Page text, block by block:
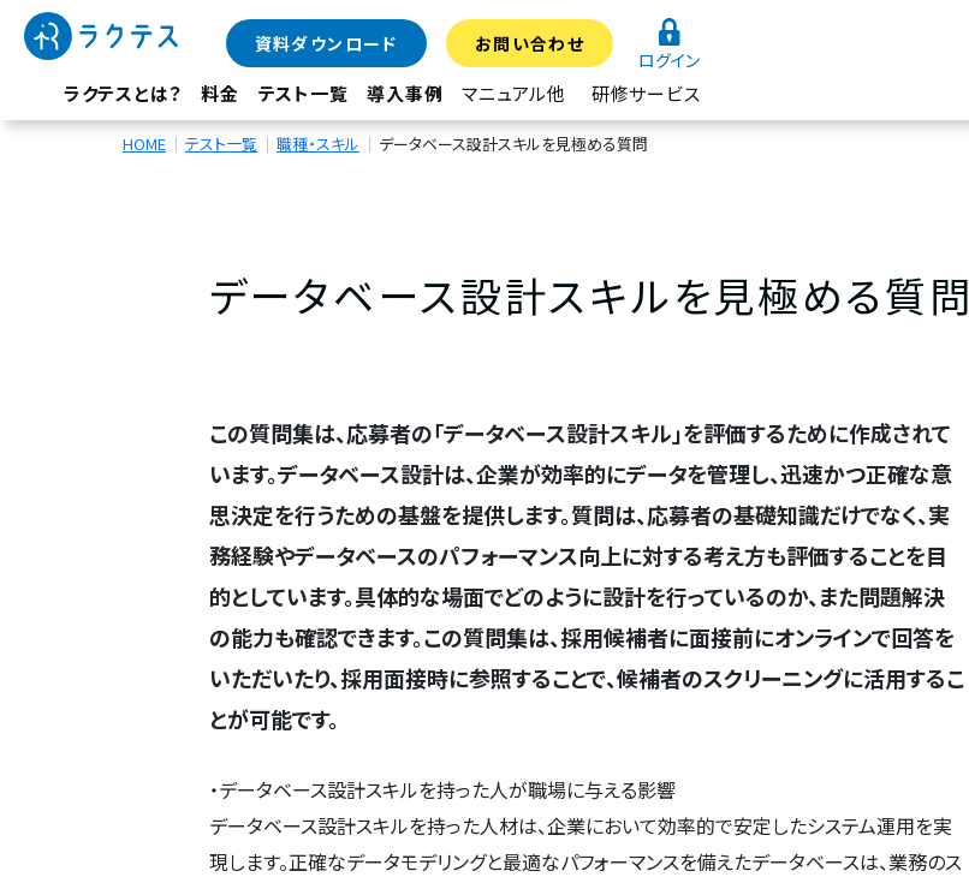
ラクテスとは？ 料金 テスト一覧 導入事例 マニュアル他 研修サービス
資料ダウンロード お問い合わせ
ログイン
HOME テスト一覧 職種・スキル データベース設計スキルを見極める質問
データベース設計スキルを見極める質問
この質問集は、応募者の「データベース設計スキル」を評価するために作成されて
います。データベース設計は、企業が効率的にデータを管理し、迅速かつ正確な意
思決定を行うための基盤を提供します。質問は、応募者の基礎知識だけでなく、実
務経験やデータベースのパフォーマンス向上に対する考え方も評価することを目
的としています。具体的な場面でどのように設計を行っているのか、また問題解決
の能力も確認できます。この質問集は、採用候補者に面接前にオンラインで回答を
いただいたり、採用面接時に参照することで、候補者のスクリーニングに活用するこ
とが可能です。
・データベース設計スキルを持った人が職場に与える影響
データベース設計スキルを持った人材は、企業において効率的で安定したシステム運用を実
現します。正確なデータモデリングと最適なパフォーマンスを備えたデータベースは、業務のス